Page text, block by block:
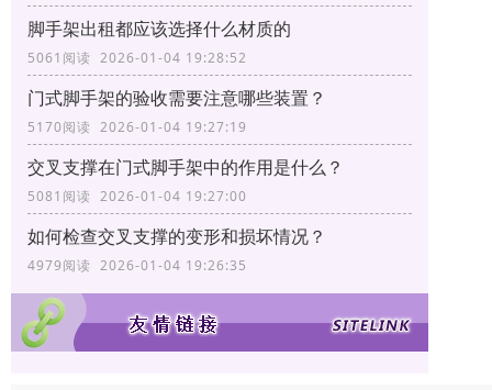
脚手架出租都应该选择什么材质的
5061阅读 2026-01-04 19:28:52
门式脚手架的验收需要注意哪些装置？
5170阅读 2026-01-04 19:27:19
交叉支撑在门式脚手架中的作用是什么？
5081阅读 2026-01-04 19:27:00
如何检查交叉支撑的变形和损坏情况？
4979阅读 2026-01-04 19:26:35